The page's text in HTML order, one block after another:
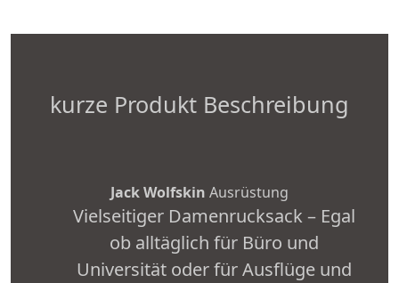
kurze Produkt Beschreibung
Jack Wolfskin Ausrüstung
Vielseitiger Damenrucksack – Egal
ob alltäglich für Büro und
Universität oder für Ausflüge und